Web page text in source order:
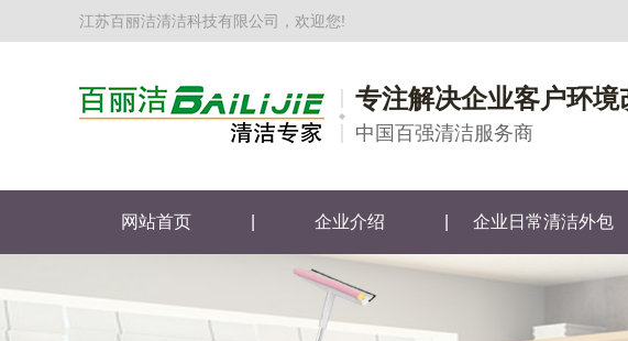
江苏百丽洁清洁科技有限公司，欢迎您!
专注解决企业客户环境
中国百强清洁服务商
网站首页 企业介绍 企业日常清洁外包